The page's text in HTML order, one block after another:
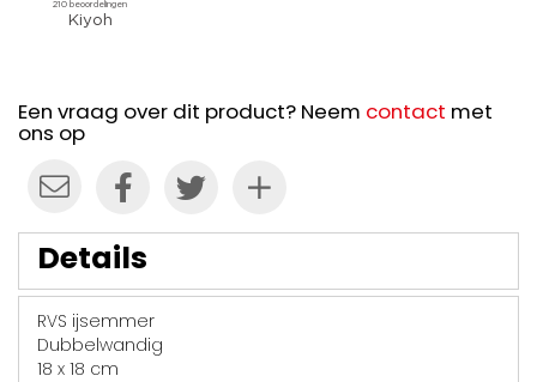
Een vraag over dit product? Neem contact met
ons op
Details
RVS ijsemmer
Dubbelwandig
18 x 18 cm